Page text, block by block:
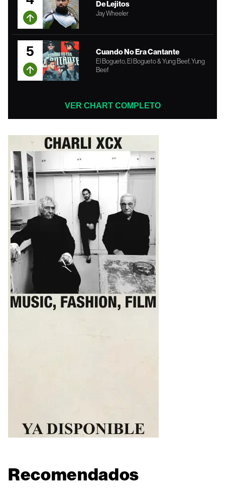
De Lejitos
Jay Wheeler
5 Cuando No Era Cantante
El Bogueto, El Bogueto & Yung Beef, Yung
Beef
VER CHART COMPLETO
Recomendados